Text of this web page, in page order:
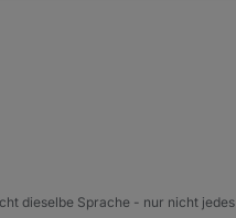
dieselbe Sprache - nur nicht jedes